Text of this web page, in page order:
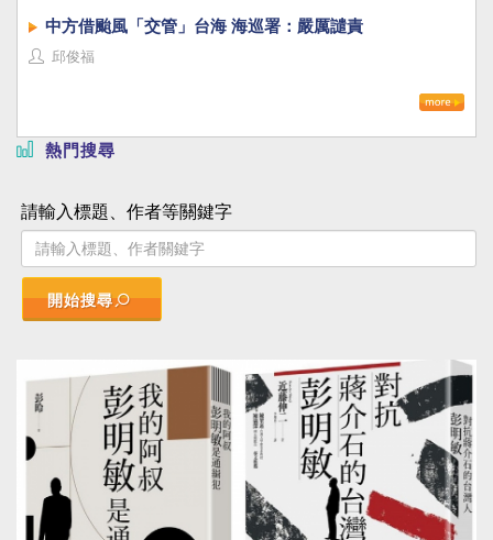
中方借颱風「交管」台海 海巡署：嚴厲譴責
邱俊福
熱門搜尋
請輸入標題、作者等關鍵字
開始搜尋